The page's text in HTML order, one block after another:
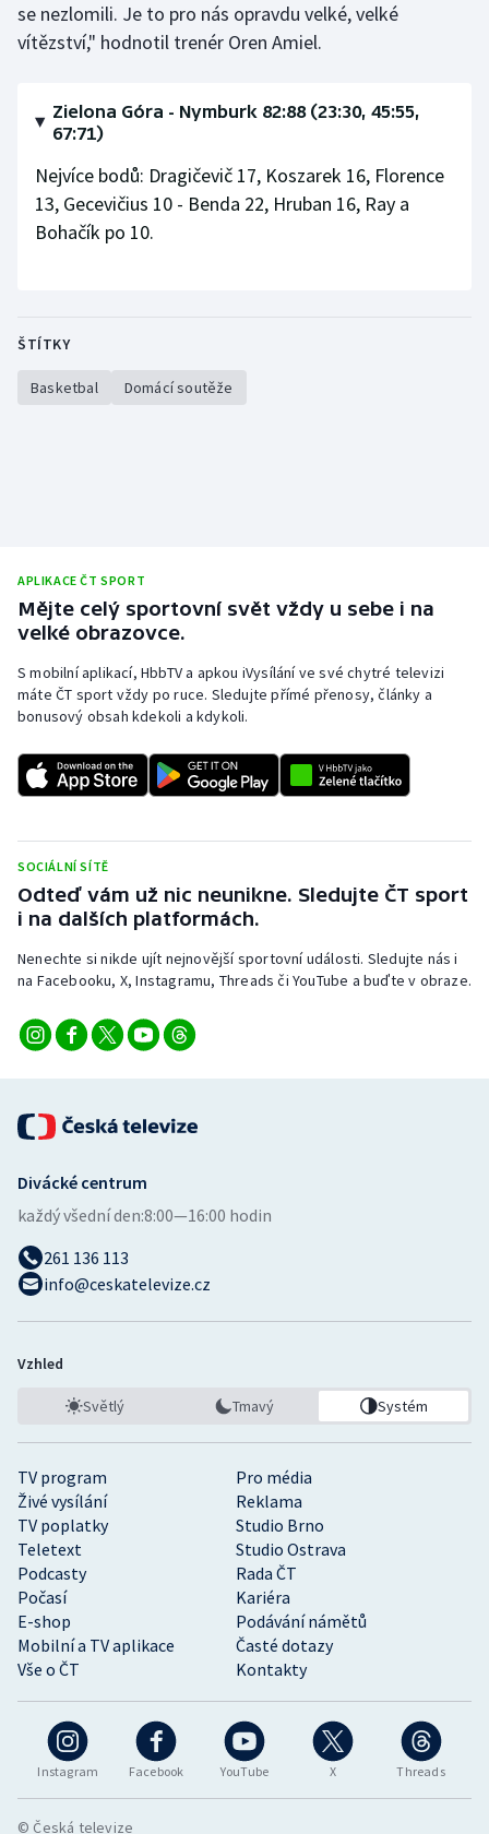
Plavání
Ragby
Rychlobruslení
Rychlostní kanoistika
Stolní tenis
Volejbal
Ostatní
se nezlomili. Je to pro nás opravdu velké, velké
vítězství," hodnotil trenér Oren Amiel.
Zielona Góra - Nymburk 82:88 (23:30, 45:55,
67:71)
Nejvíce bodů: Dragičevič 17, Koszarek 16, Florence
13, Gecevičius 10 - Benda 22, Hruban 16, Ray a
Bohačík po 10.
ŠTÍTKY
Basketbal Domácí soutěže
APLIKACE ČT SPORT
Mějte celý sportovní svět vždy u sebe i na
velké obrazovce.
S mobilní aplikací, HbbTV a apkou iVysílání ve své chytré televizi
máte ČT sport vždy po ruce. Sledujte přímé přenosy, články a
bonusový obsah kdekoli a kdykoli.
SOCIÁLNÍ SÍTĚ
Odteď vám už nic neunikne. Sledujte ČT sport
i na dalších platformách.
Nenechte si nikde ujít nejnovější sportovní události. Sledujte nás i
na Facebooku, X, Instagramu, Threads či YouTube a buďte v obraze.
Instagram Facebook YouTube X Threads
TV program
Pro média
Živé vysílání
Reklama
TV poplatky
Studio Brno
Teletext
Studio Ostrava
Podcasty
Rada ČT
Počasí
Kariéra
E-shop
Podávání námětů
Mobilní a TV aplikace
Časté dotazy
Vše o ČT
Kontakty
Divácké centrum
každý všední den:8:00—16:00 hodin
261 136 113
info@ceskatelevize.cz
Vzhled
Světlý Tmavý Systém
© Česká televize